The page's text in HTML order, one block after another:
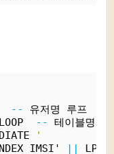
--
유저명 루프
--
테이블명 루
'
IMSI' ||